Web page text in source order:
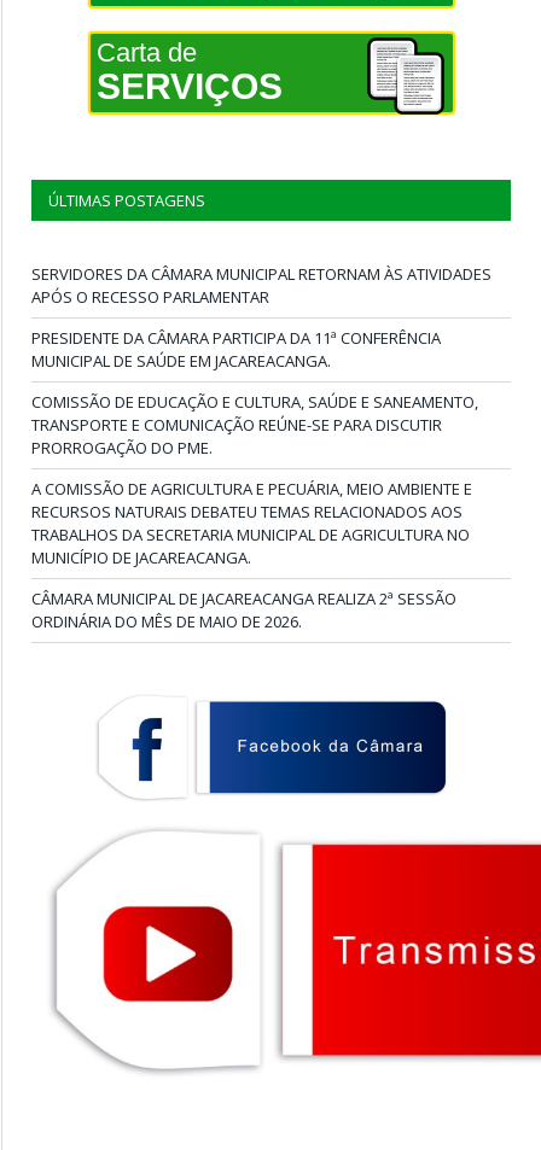
Carta de
SERVIÇOS
ÚLTIMAS POSTAGENS
SERVIDORES DA CÂMARA MUNICIPAL RETORNAM ÀS ATIVIDADES
APÓS O RECESSO PARLAMENTAR
PRESIDENTE DA CÂMARA PARTICIPA DA 11ª CONFERÊNCIA
MUNICIPAL DE SAÚDE EM JACAREACANGA.
COMISSÃO DE EDUCAÇÃO E CULTURA, SAÚDE E SANEAMENTO,
TRANSPORTE E COMUNICAÇÃO REÚNE-SE PARA DISCUTIR
PRORROGAÇÃO DO PME.
A COMISSÃO DE AGRICULTURA E PECUÁRIA, MEIO AMBIENTE E
RECURSOS NATURAIS DEBATEU TEMAS RELACIONADOS AOS
TRABALHOS DA SECRETARIA MUNICIPAL DE AGRICULTURA NO
MUNICÍPIO DE JACAREACANGA.
CÂMARA MUNICIPAL DE JACAREACANGA REALIZA 2ª SESSÃO
ORDINÁRIA DO MÊS DE MAIO DE 2026.